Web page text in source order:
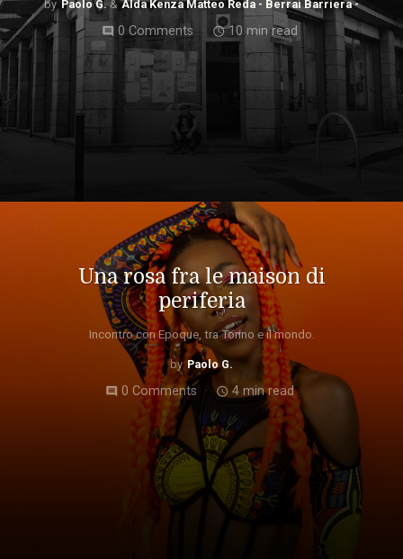
Paolo G. Alda Kenza Matteo Reda - Berrai Barriera -
comment 0 Comments access_time10 min read
Una rosa fra le maison di
periferia
Incontro con Epoque, tra Torino e il mondo.
Paolo G.
comment 0 Comments access_time 4 min read